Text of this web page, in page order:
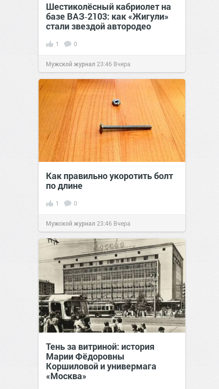
Шестиколёсный кабриолет на
базе ВАЗ‑2103: как «Жигули»
стали звездой автородео
1 0
Мужской журнал 23:46 Вчера
Как правильно укоротить болт
по длине
1 0
Мужской журнал 23:46 Вчера
Тень за витриной: история
Марии Фёдоровны
Коршиловой и универмага
«Москва»